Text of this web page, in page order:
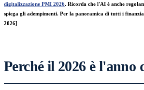
digitalizzazione PMI 2026. Ricorda che l'AI è anche
spiega gli adempimenti. Per la panoramica di tutti i
2026]
Perché il 2026 è l'anno